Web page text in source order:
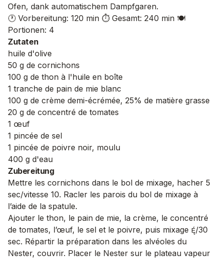
Ofen, dank automatischem Dampfgaren.
🕐 Vorbereitung: 120 min ⏱️ Gesamt: 240 min 🍽️
Portionen: 4
Zutaten
huile d'olive
50 g de cornichons
100 g de thon à l'huile en boîte
1 tranche de pain de mie blanc
100 g de crème demi-écrémée, 25% de matière grasse
20 g de concentré de tomates
1 œuf
1 pincée de sel
1 pincée de poivre noir, moulu
400 g d'eau
Zubereitung
Mettre les cornichons dans le bol de mixage, hacher 5
sec/vitesse 10. Racler les parois du bol de mixage à
l’aide de la spatule.
Ajouter le thon, le pain de mie, la crème, le concentré
de tomates, l’œuf, le sel et le poivre, puis mixage /30
sec. Répartir la préparation dans les alvéoles du
Nester, couvrir. Placer le Nester sur le plateau vapeur